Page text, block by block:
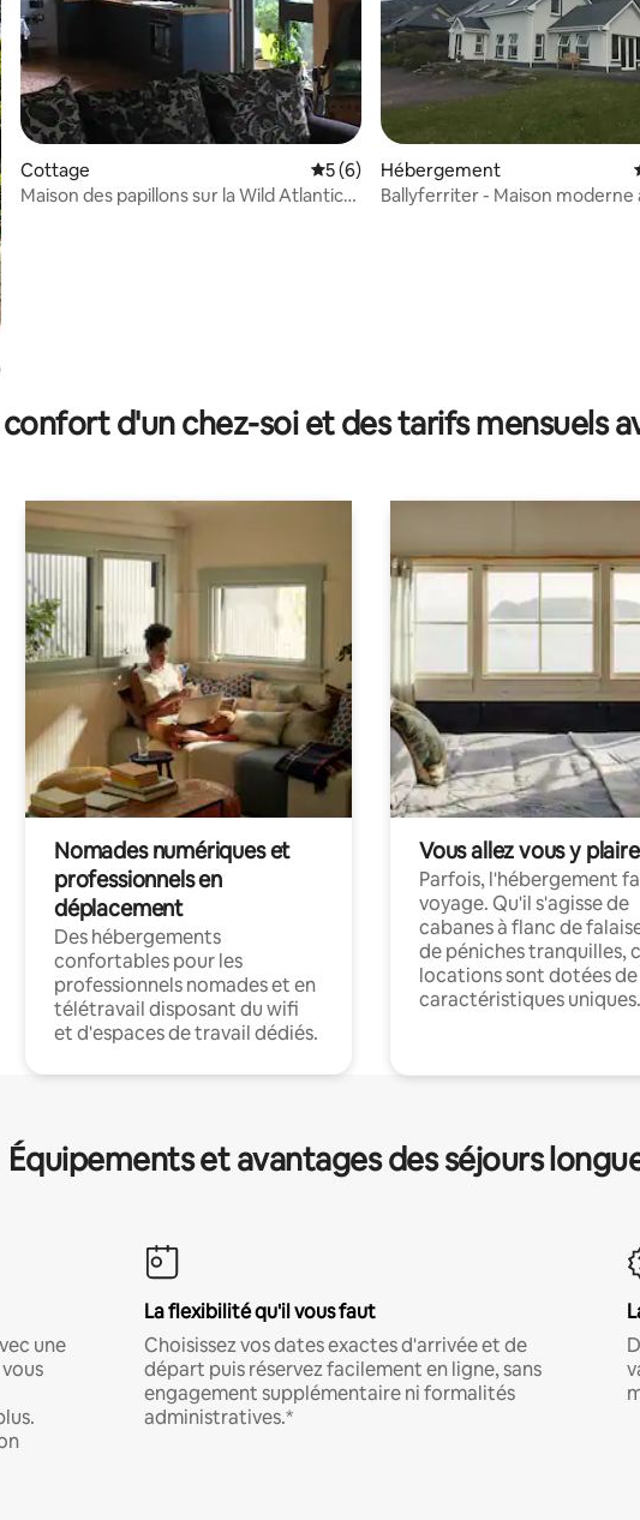
sur la base de 191 commentaires : 4,99 sur 5
Cottage Évaluation moyenne sur la base de 6
5 (6)
Maison des papillons sur la Wild Atlantic
Hébergement
Ballyferriter - Maison moderne
confort d'un chez-soi et des tarifs mensuels
Nomades numériques et
professionnels en
déplacement
Des hébergements
confortables pour les
professionnels nomades et en
télétravail disposant du wifi
et d'espaces de travail dédiés.
Vous allez vous y plaire
Parfois, l'hébergement
voyage. Qu'il s'agisse de
cabanes à flanc de
de péniches tranquilles,
locations sont dotées de
caractéristiques uniques.
Équipements et avantages des séjours
une
La flexibilité qu'il vous faut
Choisissez vos dates exactes d'arrivée et de
départ puis réservez facilement en ligne, sans
engagement supplémentaire ni formalités
administratives.*